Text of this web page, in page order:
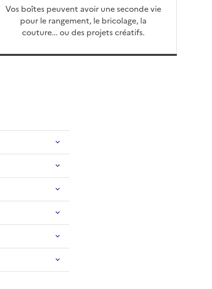
Vos boîtes peuvent avoir une seconde vie
pour le rangement, le bricolage, la
couture... ou des projets créatifs.